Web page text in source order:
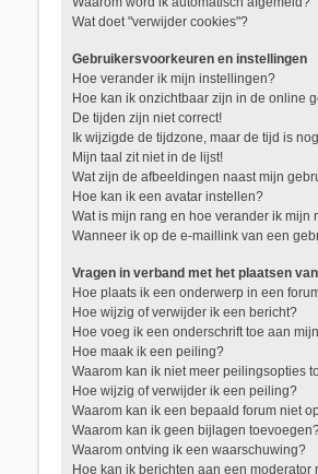
Wat doet "verwijder cookies"?
Gebruikersvoorkeuren en instellingen
Hoe verander ik mijn instellingen?
Hoe kan ik onzichtbaar zijn in de online
De tijden zijn niet correct!
Ik wijzigde de tijdzone, maar de tijd is
Mijn taal zit niet in de lijst!
Wat zijn de afbeeldingen naast mijn
Hoe kan ik een avatar instellen?
Wat is mijn rang en hoe verander ik mijn
Wanneer ik op de e-maillink van een
Vragen in verband met het plaatsen
Hoe plaats ik een onderwerp in een
Hoe wijzig of verwijder ik een bericht?
Hoe voeg ik een onderschrift toe aan
Hoe maak ik een peiling?
Waarom kan ik niet meer peilingsopties
Hoe wijzig of verwijder ik een peiling?
Waarom kan ik een bepaald forum niet
Waarom kan ik geen bijlagen
Waarom ontving ik een waarschuwing?
Hoe kan ik berichten aan een moderator